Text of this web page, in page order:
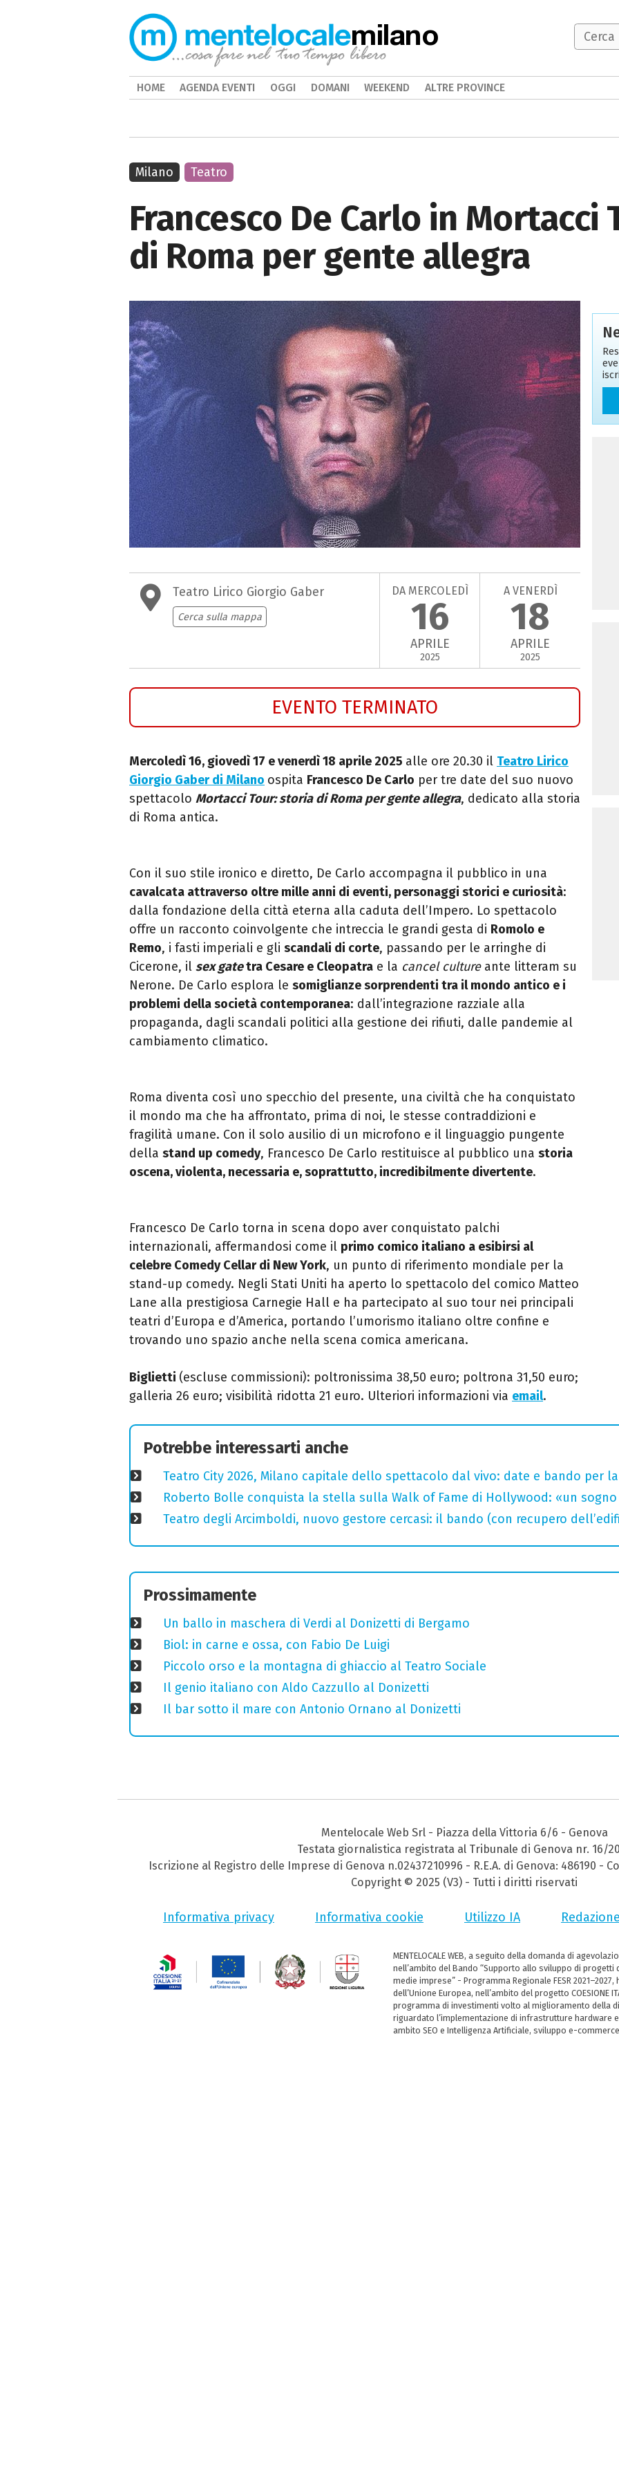
Francesco De Carlo in Mortacci
di Roma per gente allegra
Teatro Lirico Giorgio Gaber
Cerca sulla mappa
DA MERCOLEDÌ
16
APRILE
2025
A VENERDÌ
18
APRILE
2025
EVENTO TERMINATO
Mercoledì 16, giovedì 17 e venerdì 18 aprile 2025 alle ore 20.30 il Teatro Lirico
Giorgio Gaber di Milano ospita Francesco De Carlo per tre date del suo nuovo
spettacolo Mortacci Tour: storia di Roma per gente allegra, dedicato alla storia
di Roma antica.
Con il suo stile ironico e diretto, De Carlo accompagna il pubblico in una
cavalcata attraverso oltre mille anni di eventi, personaggi storici e curiosità:
dalla fondazione della città eterna alla caduta dell’Impero. Lo spettacolo
offre un racconto coinvolgente che intreccia le grandi gesta di Romolo e
Remo, i fasti imperiali e gli scandali di corte, passando per le arringhe di
Cicerone, il sex gatetra Cesare e Cleopatra e la cancel cultureante litteram su
Nerone. De Carlo esplora le somiglianze sorprendenti tra il mondo antico e i
problemi della società contemporanea: dall’integrazione razziale alla
propaganda, dagli scandali politici alla gestione dei rifiuti, dalle pandemie al
cambiamento climatico.
Roma diventa così uno specchio del presente, una civiltà che ha conquistato
il mondo ma che ha affrontato, prima di noi, le stesse contraddizioni e
fragilità umane. Con il solo ausilio di un microfono e il linguaggio pungente
della stand up comedy, Francesco De Carlo restituisce al pubblico una storia
oscena, violenta, necessaria e, soprattutto, incredibilmente divertente.
Francesco De Carlo torna in scena dopo aver conquistato palchi
internazionali, affermandosi come il primo comico italiano a esibirsi al
celebre Comedy Cellardi New York, un punto di riferimento mondiale per la
stand-up comedy. Negli Stati Uniti ha aperto lo spettacolo del comico Matteo
Lane alla prestigiosa Carnegie Hall e ha partecipato al suo tour nei principali
teatri d’Europa e d’America, portando l’umorismo italiano oltre confine e
trovando uno spazio anche nella scena comica americana.
Biglietti (escluse commissioni): poltronissima 38,50 euro; poltrona 31,50 euro;
galleria 26 euro; visibilità ridotta 21 euro. Ulteriori informazioni via email.
Milano Teatro
Potrebbe interessarti anche
Teatro City 2026, Milano capitale dello spettacolo dal vivo: date e bando per
Roberto Bolle conquista la stella sulla Walk of Fame di Hollywood: «un
Teatro degli Arcimboldi, nuovo gestore cercasi: il bando (con recupero
Prossimamente
Un ballo in maschera di Verdi al Donizetti di Bergamo
Biol: in carne e ossa, con Fabio De Luigi
Piccolo orso e la montagna di ghiaccio al Teatro Sociale
Il genio italiano con Aldo Cazzullo al Donizetti
Il bar sotto il mare con Antonio Ornano al Donizetti
milano
HOME AGENDA EVENTI OGGI DOMANI WEEKEND ALTRE PROVINCE
Mentelocale Web Srl - Piazza della Vittoria 6/6 - Genova
Testata giornalistica registrata al Tribunale di Genova nr. 16/
Iscrizione al Registro delle Imprese di Genova n.02437210996 - R.E.A. di Genova: 486190 -
Copyright © 2025 (V3) - Tutti i diritti riservati
Informativa privacy Informativa cookie Utilizzo IA
MENTELOCALE WEB, a seguito della domanda di
nell’ambito del Bando “Supporto allo sviluppo di
medie imprese” - Programma Regionale FESR
dell’Unione Europea, nell’ambito del progetto COESIONE
programma di investimenti volto al miglioramento della
riguardato l’implementazione di infrastrutture hardware
ambito SEO e Intelligenza Artificiale, sviluppo e-